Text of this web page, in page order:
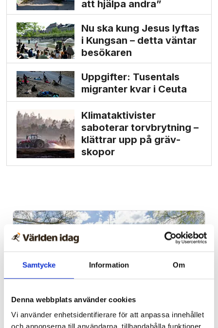
Samtycke Information Om
Denna webbplats använder cookies
Vi använder enhetsidentifierare för att anpassa innehållet
och annonserna till användarna, tillhandahålla funktioner
att hjälpa andra”
Nu ska kung Jesus lyftas
i Kungsan – detta väntar
besökaren
Uppgifter: Tusentals
migranter kvar i Ceuta
Klimat­aktivister
saboterar torv­brytning –
klättrar upp på gräv­
skopor